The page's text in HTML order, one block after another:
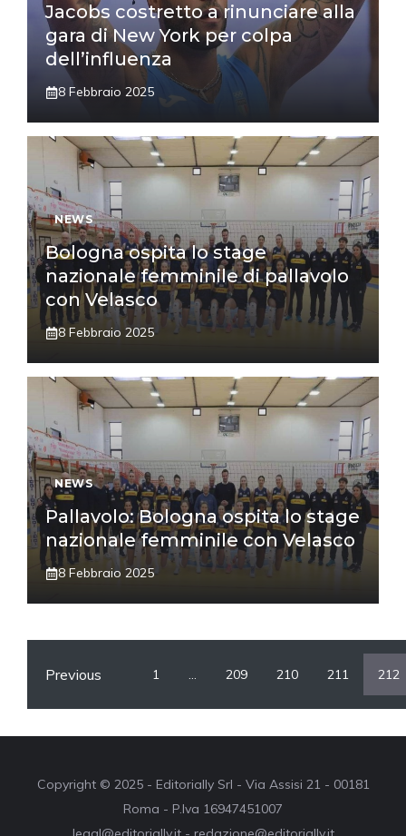
Jacobs costretto a rinunciare alla
gara di New York per colpa
dell’influenza
8 Febbraio 2025
NEWS
Bologna ospita lo stage
nazionale femminile di pallavolo
con Velasco
8 Febbraio 2025
NEWS
Pallavolo: Bologna ospita lo stage
nazionale femminile con Velasco
8 Febbraio 2025
Previous 1 … 209 210 211 212
Copyright © 2025 - Editorially Srl - Via Assisi 21 - 00181
Roma - P.Iva 16947451007